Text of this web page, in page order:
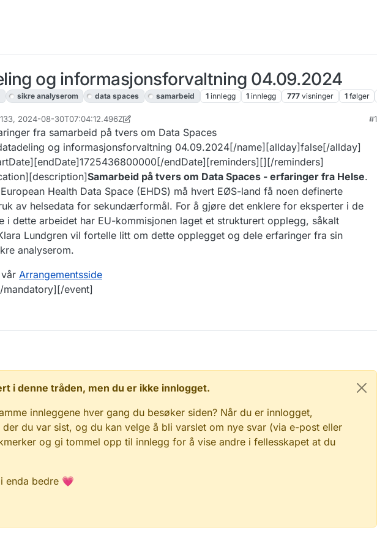
og informasjonsforvaltning 04.09.2024
sikre analyserom data spaces samarbeid 1 innlegg 1 innlegg 777 visninger 1 følger
2024-08-30T07:04:12.496Z #1
fra samarbeid på tvers om Data Spaces
og informasjonsforvaltning 04.09.2024[/name][allday]false[/allday]
endDate][reminders][][/reminders]
Samarbeid på tvers om Data Spaces - erfaringer fra Helse.
Health Data Space (EHDS) må hvert EØS-land få noen definerte
av helsedata for sekundærformål. For å gjøre det enklere for eksperter i de
i dette arbeidet har EU-kommisjonen laget et strukturert opplegg, såkalt
Lundgren vil fortelle litt om dette opplegget og dele erfaringer fra sin
analyserom.
Arrangementsside
event]
i denne tråden, men du er ikke innlogget.
innleggene hver gang du besøker siden? Når du er innlogget,
du var sist, og du kan velge å bli varslet om nye svar (via e-post eller
og gi tommel opp til innlegg for å vise andre i fellesskapet at du
enda bedre 💗